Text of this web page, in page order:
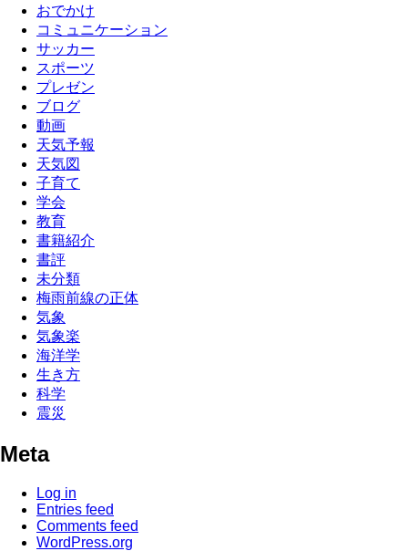
おでかけ
コミュニケーション
サッカー
スポーツ
プレゼン
ブログ
動画
天気予報
天気図
子育て
学会
教育
書籍紹介
書評
未分類
梅雨前線の正体
気象
気象楽
海洋学
生き方
科学
震災
Meta
Log in
Entries feed
Comments feed
WordPress.org